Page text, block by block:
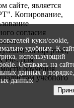
куки/cookie,
удобным. К
использующий
Оставаясь на
данных в порядке,
данных
сайте, является
Копирование,
согласия
офертой,
РФ. Для
обучения
учебного
и поддержка